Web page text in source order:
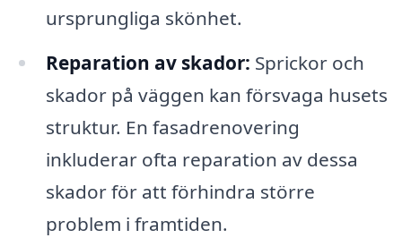
ursprungliga skönhet.
Reparation av skador: Sprickor och
skador på väggen kan försvaga husets
struktur. En fasadrenovering
inkluderar ofta reparation av dessa
skador för att förhindra större
problem i framtiden.